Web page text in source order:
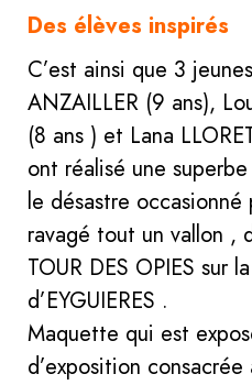
Des élèves inspirés
C’est ainsi que 3
ANZAILLER (9 ans),
(8 ans ) et Lana
ont réalisé une
le désastre
ravagé tout un vallon ,
TOUR DES OPIES sur
d’EYGUIERES .
Maquette qui est
d’exposition